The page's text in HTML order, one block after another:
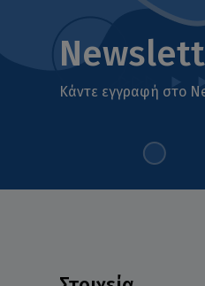
Κάντε εγγραφή στο